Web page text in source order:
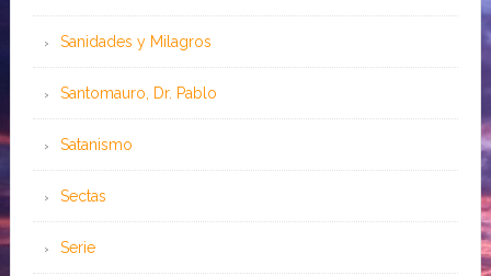
Sanidades y Milagros
Santomauro, Dr. Pablo
Satanismo
Sectas
Serie